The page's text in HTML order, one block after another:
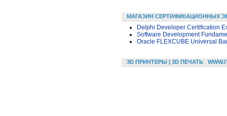
МАГАЗИН СЕРТИФИКАЦИОННЫХ
Delphi Developer Certification
Software Development
Oracle FLEXCUBE Universal
3D ПРИНТЕРЫ | 3D ПЕЧАТЬ